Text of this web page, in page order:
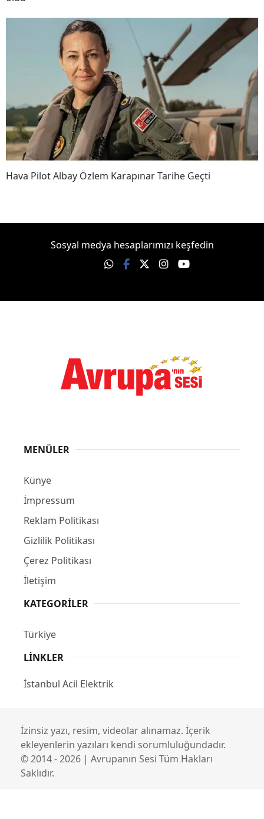
Hava Pilot Albay Özlem Karapınar Tarihe Geçti
Sosyal medya hesaplarımızı keşfedin
MENÜLER
Künye
İmpressum
Reklam Politikası
Gizlilik Politikası
Çerez Politikası
İletişim
KATEGORILER
Türkiye
LINKLER
İstanbul Acil Elektrik
İzinsiz yazı, resim, videolar alınamaz. İçerik
ekleyenlerin yazıları kendi sorumluluğundadır.
© 2014 - 2026 | Avrupanın Sesi Tüm Hakları
Saklıdır.